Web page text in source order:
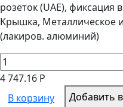
розеток (UAE), фиксация
Kрышка, Металлическое
(лакиров. алюминий)
4 747.16 Р
В корзину
Добавить